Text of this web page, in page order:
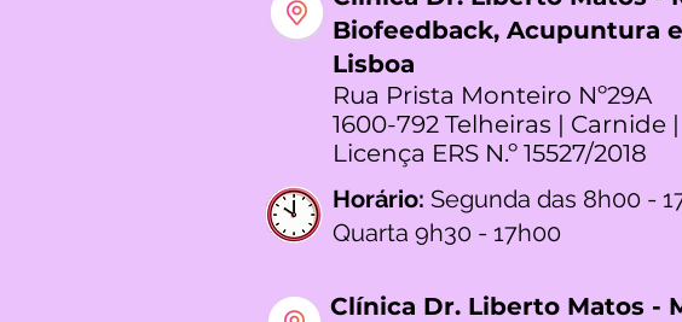
Biofeedback, Acupuntura
Lisboa
Rua Prista Monteiro Nº29A
1600-792 Telheiras | Carnide
Licença ERS N.º 15527/2018
Horário: Segunda das 8h00 -
Quarta 9h30 - 17h00
Clínica Dr. Liberto Matos -